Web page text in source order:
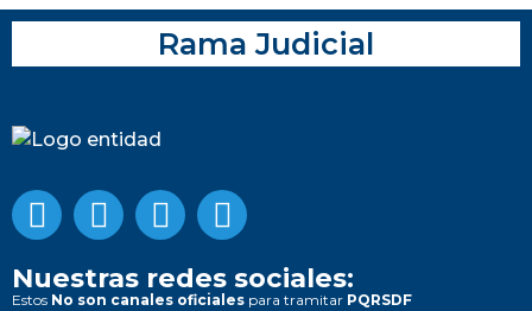
Rama Judicial
Nuestras redes sociales:
Estos No son canales oficiales para tramitar PQRSDF